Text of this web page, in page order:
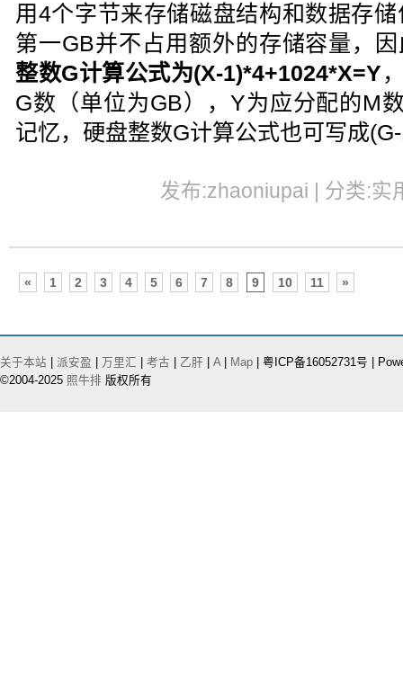
用4个字节来存储磁盘结构和数据存
第一GB并不占用额外的存储容量，
整数G计算公式为(X-1)*4+1024*X=Y
G数（单位为GB），Y为应分配的M
记忆，硬盘整数G计算公式也可写成
发布:zhaoniupai | 分类:实
« 1 2 3 4 5 6 7 8 9 10 11 »
关于本站 派安盈 万里汇 考古 乙肝 A| Map | 粤ICP备16052731号 |
©2004-2025 照牛排 版权所有